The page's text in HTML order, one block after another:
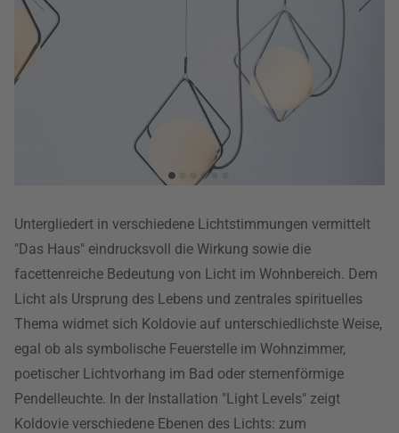
Untergliedert in verschiedene Lichtstimmungen vermittelt
"Das Haus" eindrucksvoll die Wirkung sowie die
facettenreiche Bedeutung von Licht im Wohnbereich. Dem
Licht als Ursprung des Lebens und zentrales spirituelles
Thema widmet sich Koldovie auf unterschiedlichste Weise,
egal ob als symbolische Feuerstelle im Wohnzimmer,
poetischer Lichtvorhang im Bad oder sternenförmige
Pendelleuchte. In der Installation "Light Levels" zeigt
Koldovie verschiedene Ebenen des Lichts: zum